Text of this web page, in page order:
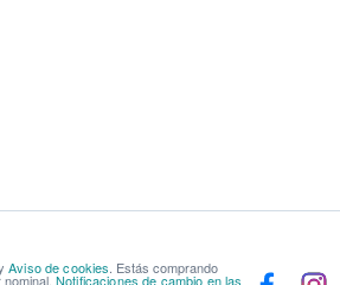
Aviso de cookies. Estás comprando
Notificaciones de cambio en las